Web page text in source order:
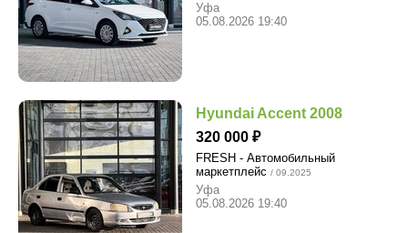
Уфа
05.08.2026 19:40
Hyundai Accent 2008
320 000
FRESH - Автомобильный
маркетплейс / 09.2025
Уфа
05.08.2026 19:40